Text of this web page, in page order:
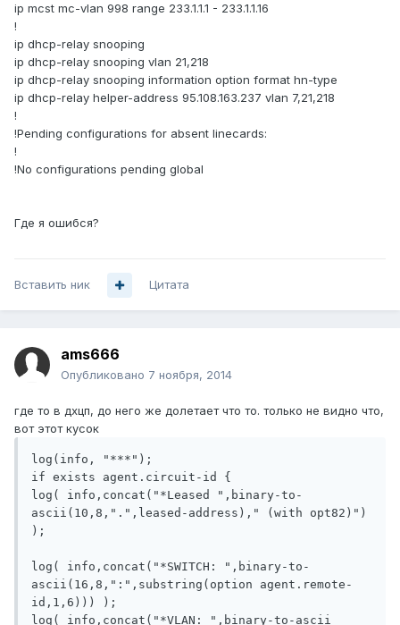
ip mcst mc-vlan 998 range 233.1.1.1 - 233.1.1.16
!
ip dhcp-relay snooping
ip dhcp-relay snooping vlan 21,218
ip dhcp-relay snooping information option format hn-type
ip dhcp-relay helper-address 95.108.163.237 vlan 7,21,218
!
!Pending configurations for absent linecards:
!
!No configurations pending global
Где я ошибся?
Вставить ник Цитата
ams666
Опубликовано 7 ноября, 2014
где то в дхцп, до него же долетает что то. только не видно что,
вот этот кусок
log(info, "***");
if exists agent.circuit-id {
log( info,concat("*Leased ",binary-to-
ascii(10,8,".",leased-address)," (with opt82)")
);
log( info,concat("*SWITCH: ",binary-to-
ascii(16,8,":",substring(option agent.remote-
id,1,6))) );
log( info,concat("*VLAN: ",binary-to-ascii